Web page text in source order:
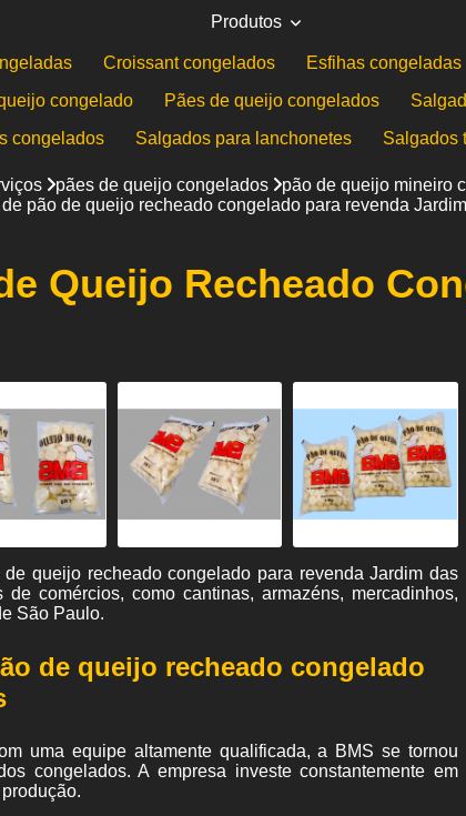
Produtos
Croissant congelados Esfihas congeladas
congelado
Pães de queijo congelados
congelados
Salgados para lanchonetes Salgados
pães de queijo congelados
pão de queijo mineiro
pão de queijo recheado congelado para revenda
Queijo Recheado
queijo recheado congelado para revenda Jardim das
comércios, como cantinas, armazéns, mercadinhos,
São Paulo.
de queijo recheado congelado
uma equipe altamente qualificada, a BMS se tornou
congelados. A empresa investe constantemente em